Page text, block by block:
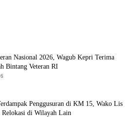
Nasional 2026, Wagub Kepri Terima
Bintang Veteran RI
Penggusuran di KM 15, Wako Lis
Relokasi di Wilayah Lain